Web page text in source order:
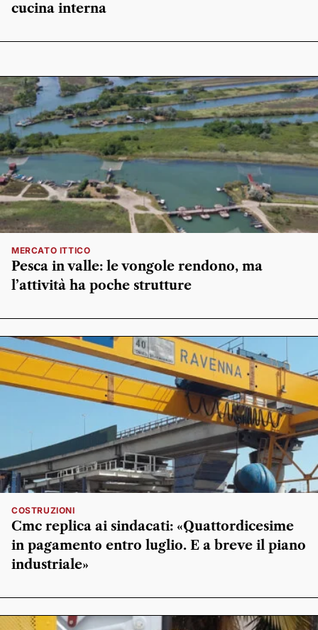
cucina interna
MERCATO ITTICO
Pesca in valle: le vongole rendono, ma
l’attività ha poche strutture
COSTRUZIONI
Cmc replica ai sindacati: «Quattordicesime
in pagamento entro luglio. E a breve il piano
industriale»